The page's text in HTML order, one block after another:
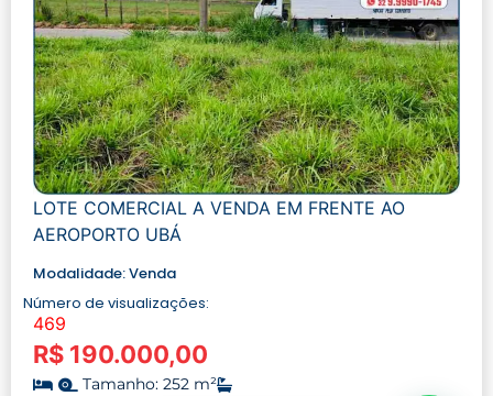
LOTE COMERCIAL A VENDA EM FRENTE AO
AEROPORTO UBÁ
Modalidade:Venda
Número de visualizações:
469
R$ 190.000,00
Tamanho: 252 m²